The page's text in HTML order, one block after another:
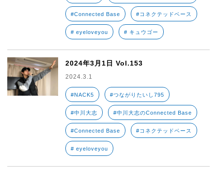
#Connected Base #コネクテッドベース
# eyeloveyou # キュウゴー
2024年3月1日 Vol.153
2024.3.1
#NACK5 #つながりたいし795
#中川大志 #中川大志のConnected Base
#Connected Base #コネクテッドベース
# eyeloveyou